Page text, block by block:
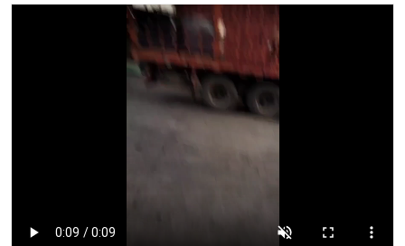
26+32号化妆级白油 46+68号化妆级白油